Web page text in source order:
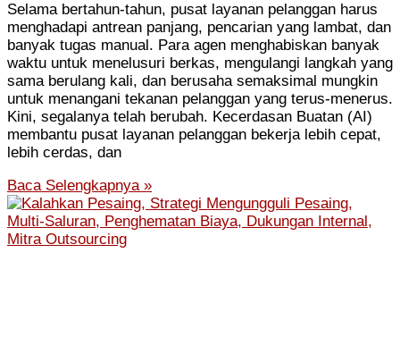
Selama bertahun-tahun, pusat layanan pelanggan harus
menghadapi antrean panjang, pencarian yang lambat, dan
banyak tugas manual. Para agen menghabiskan banyak
waktu untuk menelusuri berkas, mengulangi langkah yang
sama berulang kali, dan berusaha semaksimal mungkin
untuk menangani tekanan pelanggan yang terus-menerus.
Kini, segalanya telah berubah. Kecerdasan Buatan (AI)
membantu pusat layanan pelanggan bekerja lebih cepat,
lebih cerdas, dan
Baca Selengkapnya »